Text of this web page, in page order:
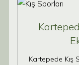
Kartepede Kış